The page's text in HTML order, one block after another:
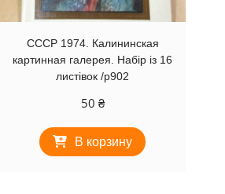
СССР 1974. Калининская
картинная галерея. Набір із 16
листівок /р902
50 ₴
В корзину